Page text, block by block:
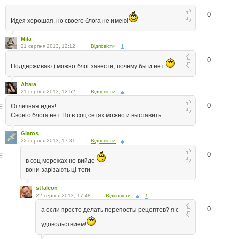
0
Идея хорошая, но своего блога не имею!
Mila
21 серпня 2013, 12:12 Відповісти
0
Поддерживаю ) можно блог завести, почему бы и нет
Aitara
21 серпня 2013, 12:52 Відповісти
0
Отличная идея!
Своего блога нет. Но в соц.сетях можно и выставить.
Glaros
22 серпня 2013, 17:31 Відповісти
0
в соц мережах не вийде
вони зарізають ці теги
stfalcon
22 серпня 2013, 17:48 Відповісти ↑
0
а если просто делать перепосты рецептов? я с
удовольствием!